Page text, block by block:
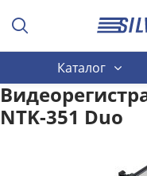
Каталог
NTK-351 Duo